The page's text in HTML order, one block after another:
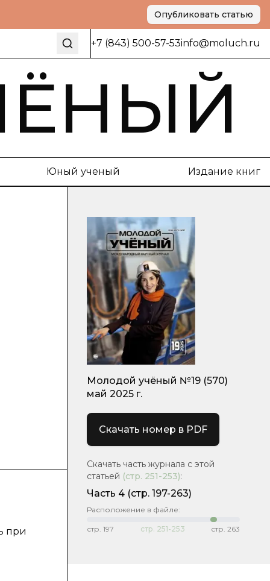
Опубликовать статью
+7 (843) 500-57-53info@moluch.ru
Юный ученый Издание книг
при
Молодой учёный №19 (570)
май 2025 г.
Скачать номер в PDF
Скачать часть журнала с этой
статьей (стр. 251-253):
Часть 4 (стр. 197-263)
Расположение в файле:
стр. 197 стр. 251-253 стр. 263